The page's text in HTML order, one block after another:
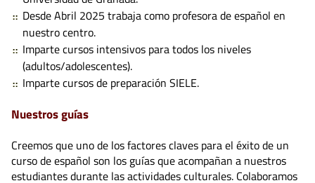
Desde Abril 2025 trabaja como profesora de español en
nuestro centro.
Imparte cursos intensivos para todos los niveles
(adultos/adolescentes).
Imparte cursos de preparación SIELE.
Nuestros guías
Creemos que uno de los factores claves para el éxito de un
curso de español son los guías que acompañan a nuestros
estudiantes durante las actividades culturales. Colaboramos